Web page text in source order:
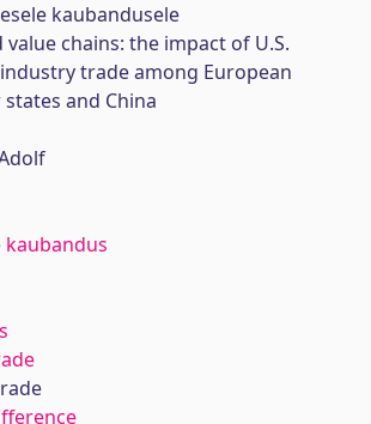
kaubandusele
value chains: the impact of U.S.
trade among European
and China
kaubandus